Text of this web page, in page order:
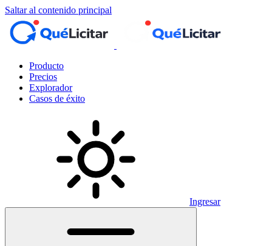
Saltar al contenido principal
Producto
Precios
Explorador
Casos de éxito
Ingresar